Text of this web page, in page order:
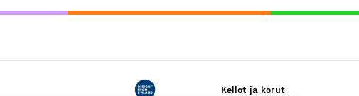
Kellot ja korut